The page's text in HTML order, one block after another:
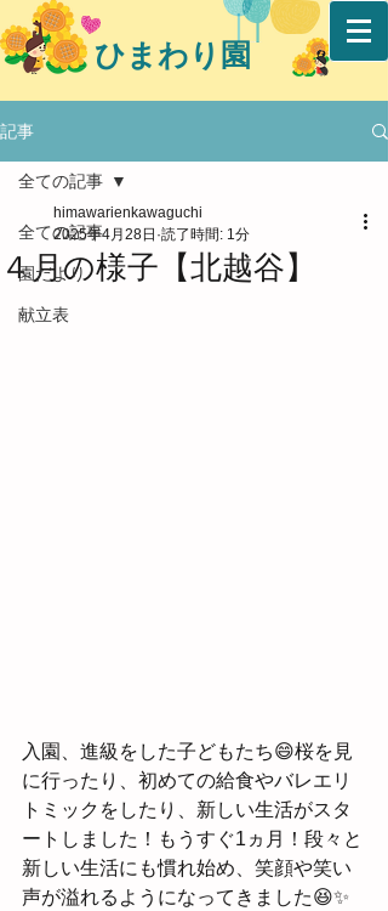
ひまわり園
記事
全ての記事
園だより
献立表
全ての記事
４月の様子【北越谷】
himawarienkawaguchi
2025年4月28日 読了時間: 1分
入園、進級をした子どもたち😄桜を見
に行ったり、初めての給食やバレエリ
トミックをしたり、新しい生活がスタ
ートしました！もうすぐ1ヵ月！段々と
新しい生活にも慣れ始め、笑顔や笑い
声が溢れるようになってきました😆✨